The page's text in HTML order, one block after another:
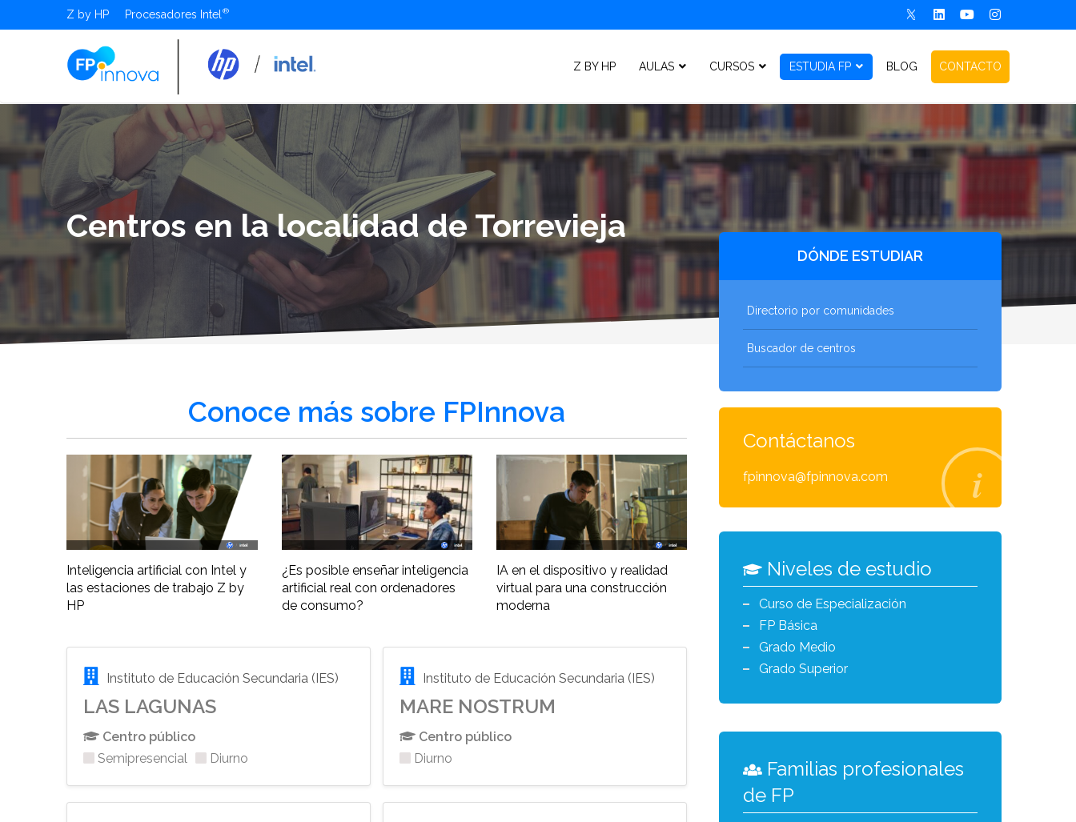
Z by HP Procesadores Intel
Z BY HP AULAS CURSOS ESTUDIA FP BLOG CONTACTO
Centros en la localidad de Torrevieja
Conoce más sobre FPInnova
Inteligencia artificial con Intel y
las estaciones de trabajo Z by
HP
¿Es posible enseñar inteligencia
artificial real con ordenadores
de consumo?
IA en el dispositivo y realidad
virtual para una construcción
moderna
Instituto de Educación Secundaria (IES)
LAS LAGUNAS
Centro público
Semipresencial
Diurno
Instituto de Educación Secundaria (IES)
MARE NOSTRUM
Centro público
Diurno
DÓNDE ESTUDIAR
Directorio por comunidades
Buscador de centros
Contáctanos
fpinnova@fpinnova.com
Niveles de estudio
Curso de Especialización
FP Básica
Grado Medio
Grado Superior
Familias profesionales
de FP